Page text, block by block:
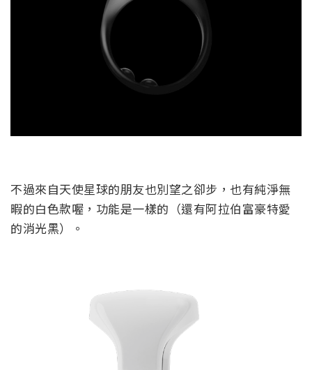
不過來自天使星球的朋友也別望之卻步，也有純淨無
暇的白色款喔，功能是一樣的（還有阿拉伯富豪特愛
的消光黑）。